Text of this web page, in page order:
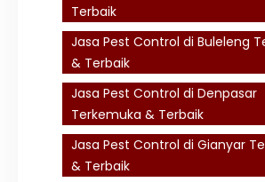
Terbaik
Jasa Pest Control di Buleleng
& Terbaik
Jasa Pest Control di Denpasar
Terkemuka & Terbaik
Jasa Pest Control di Gianyar
& Terbaik